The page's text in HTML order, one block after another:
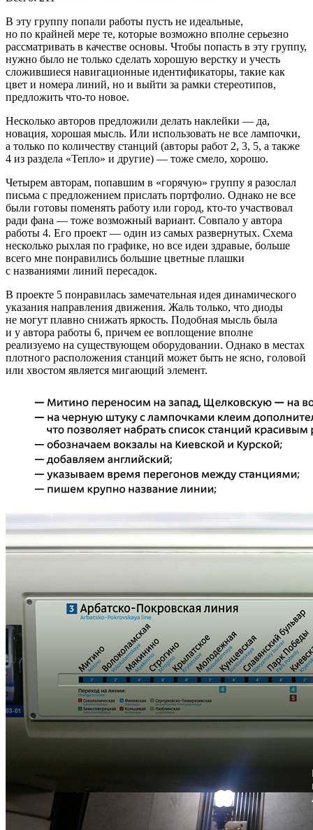
В эту группу попали работы пусть не идеальные,
но по крайней мере те, которые возможно вполне серьезно
рассматривать в качестве основы. Чтобы попасть в эту группу,
нужно было не только сделать хорошую верстку и учесть
сложившиеся навигационные идентификаторы, такие как
цвет и номера линий, но и выйти за рамки стереотипов,
предложить что-то новое.
Несколько авторов предложили делать наклейки — да,
новация, хорошая мысль. Или использовать не все лампочки,
а только по количеству станций (авторы работ 2, 3, 5, а также
4 из раздела «Тепло» и другие) — тоже смело, хорошо.
Четырем авторам, попавшим в «горячую» группу я разослал
письма с предложением прислать портфолио. Однако не все
были готовы поменять работу или город, кто-то участвовал
ради фана — тоже возможный вариант. Совпало у автора
работы 4. Его проект — один из самых развернутых. Схема
несколько рыхлая по графике, но все идеи здравые, больше
всего мне понравились большие цветные плашки
с названиями линий пересадок.
В проекте 5 понравилась замечательная идея динамического
указания направления движения. Жаль только, что диоды
не могут плавно снижать яркость. Подобная мысль была
и у автора работы 6, причем ее воплощение вполне
реализуемо на существующем оборудовании. Однако в местах
плотного расположения станций может быть не ясно, головой
или хвостом является мигающий элемент.